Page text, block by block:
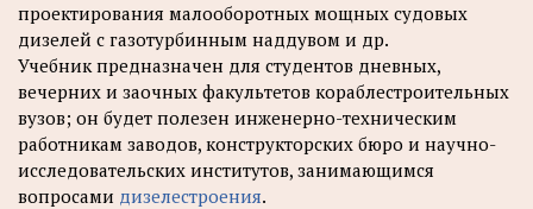
проектирования малооборотных мощных судовых
дизелей с газотурбинным наддувом и др.
Учебник предназначен для студентов дневных,
вечерних и заочных факультетов кораблестроительных
вузов; он будет полезен инженерно-техническим
работникам заводов, конструкторских бюро и научно-
исследовательских институтов, занимающимся
вопросами дизелестроения.